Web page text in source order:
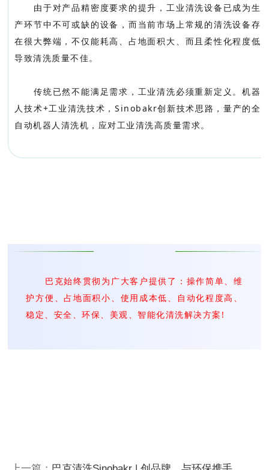
由于对产品精密度要求的提升，工业清洗设备已成为生
产环节中不可或缺的设备，而当前市场上常规的清洗设备存
在很大弊端，不仅能耗高、占地面积大、而且柔性化程度低
导致清洗质量不佳。
传统已然不能满足需求，工业清洗必须重新定义。机器
人技术+工业清洗技术，Sinobakr创新技术思路，量产的全
自动机器人清洗机，应对工业清洗高质量需求。
巴克始终贯彻为广大客户提供了：操作简单、维
护方便、占地面积小、使用成本低、自动化程度高、
稳定、安全、环保、美观、智能化清洗解决方案!